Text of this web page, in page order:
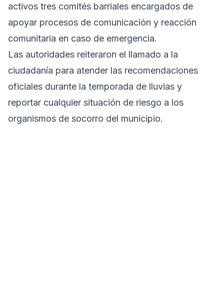
activos tres comités barriales encargados de
apoyar procesos de comunicación y reacción
comunitaria en caso de emergencia.
Las autoridades reiteraron el llamado a la
ciudadanía para atender las recomendaciones
oficiales durante la temporada de lluvias y
reportar cualquier situación de riesgo a los
organismos de socorro del municipio.